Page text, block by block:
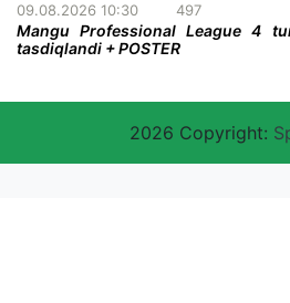
09.08.2026 10:30 497
Mangu Professional League 4
tasdiqlandi + POSTER
2026 Copyright: